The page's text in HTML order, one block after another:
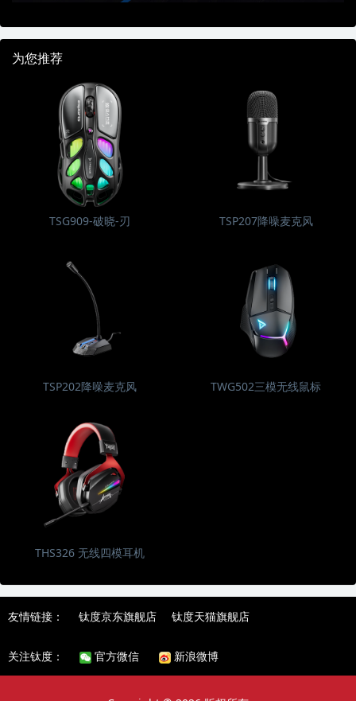
为您推荐
TSG909-破晓-刃 TSP207降噪麦克风
TSP202降噪麦克风 TWG502三模无线鼠标
THS326 无线四模耳机
友情链接： 钛度京东旗舰店 钛度天猫旗舰店
关注钛度： 官方微信 新浪微博